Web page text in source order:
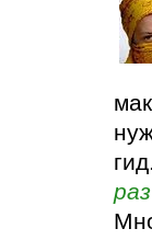
раз